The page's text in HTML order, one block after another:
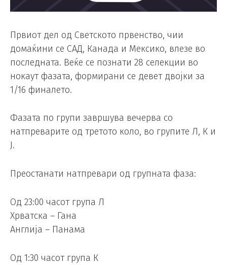
Првиот дел од Светското првенство, чии
домаќини се САД, Канада и Мексико, влезе во
последната. Веќе се познати 28 селекции во
нокаут фазата, формирани се девет двојки за
1/16 финалето.
Фазата по групи завршува вечерва со
натпреварите од третото коло, во групите Л, К и
Ј.
Преостанати натпревари од групната фаза:
Од 23:00 часот група Л
Хрватска – Гана
Англија – Панама
Од 1:30 часот група К